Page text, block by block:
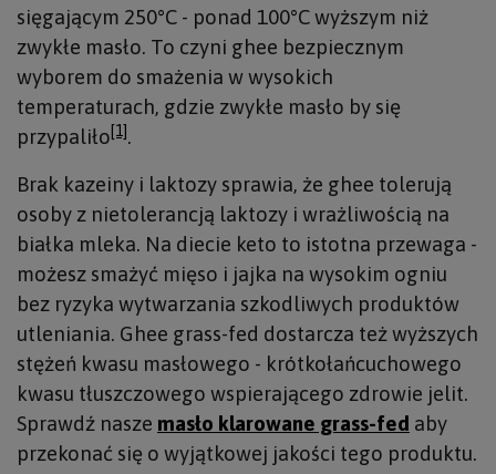
sięgającym 250°C - ponad 100°C wyższym niż
zwykłe masło. To czyni ghee bezpiecznym
wyborem do smażenia w wysokich
temperaturach, gdzie zwykłe masło by się
przypaliło[1].
Brak kazeiny i laktozy sprawia, że ghee tolerują
osoby z nietolerancją laktozy i wrażliwością na
białka mleka. Na diecie keto to istotna przewaga -
możesz smażyć mięso i jajka na wysokim ogniu
bez ryzyka wytwarzania szkodliwych produktów
utleniania. Ghee grass-fed dostarcza też wyższych
stężeń kwasu masłowego - krótkołańcuchowego
kwasu tłuszczowego wspierającego zdrowie jelit.
Sprawdź nasze masło klarowane grass-fed aby
przekonać się o wyjątkowej jakości tego produktu.